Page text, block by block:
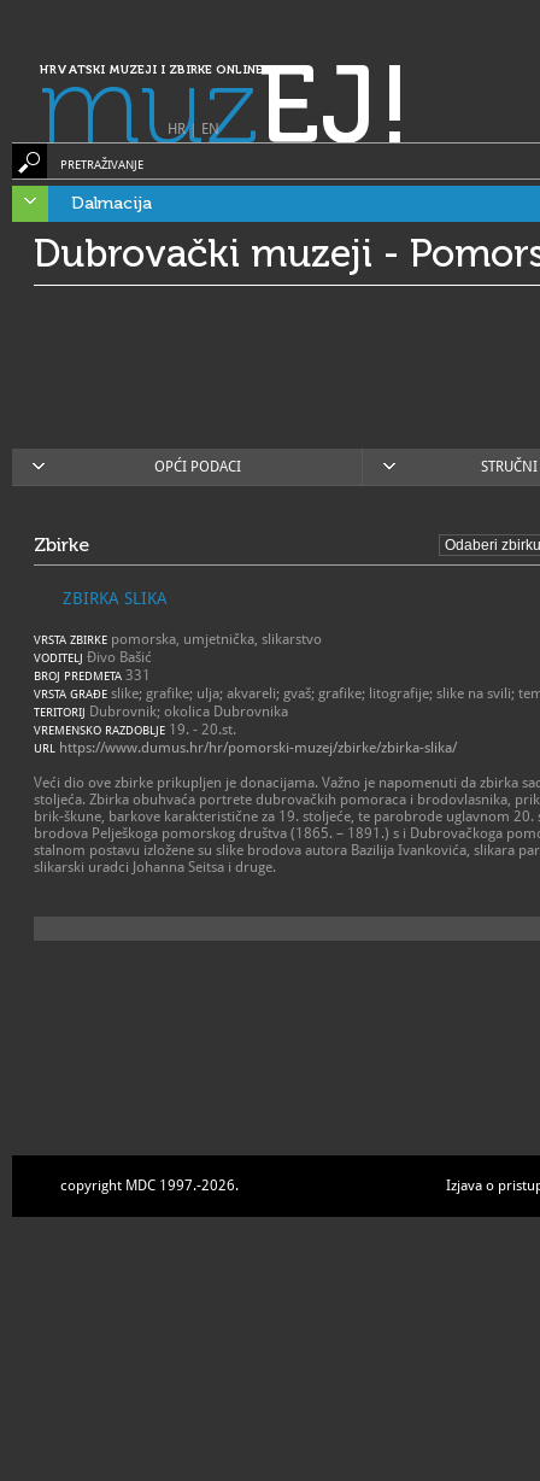
HRVATSKI MUZEJI I ZBIRKE ONLINE
muzEJ!
HR| EN
PRETRAŽIVANJE
Dalmacija
Dubrovački muzeji -
OPĆI PODACI
Zbirke
ZBIRKA SLIKA
VRSTA ZBIRKE pomorska, umjetnička, slikarstvo
VODITELJ Đivo Bašić
BROJ PREDMETA 331
VRSTA GRAĐE slike; grafike; ulja; akvareli; gvaš; grafike; litografije; slike na svili;
TERITORIJ Dubrovnik; okolica Dubrovnika
VREMENSKO RAZDOBLJE 19. - 20.st.
URL https://www.dumus.hr/hr/pomorski-muzej/zbirke/zbirka-slika/
Veći dio ove zbirke prikupljen je donacijama. Važno je napomenuti da zbirka
stoljeća. Zbirka obuhvaća portrete dubrovačkih pomoraca i brodovlasnika,
brik-škune, barkove karakteristične za 19. stoljeće, te parobrode uglavnom 20.
brodova Pelješkoga pomorskog društva (1865. – 1891.) s i Dubrovačkoga
stalnom postavu izložene su slike brodova autora Bazilija Ivankovića, slikara
slikarski uradci Johanna Seitsa i druge.
copyright MDC 1997.-2026. Izjava o